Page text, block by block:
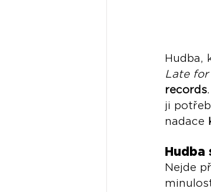
Hudba,
Late for
records
ji
nadace
Nejde